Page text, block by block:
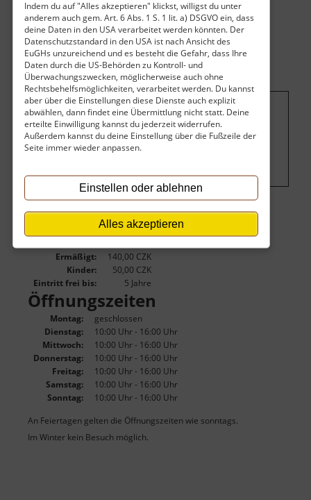
Indem du auf "Alles akzeptieren" klickst, willigst du unter
anderem auch gem. Art. 6 Abs. 1 S. 1 lit. a) DSGVO ein, dass
deine Daten in den USA verarbeitet werden könnten. Der
Datenschutzstandard in den USA ist nach Ansicht des
EuGHs unzureichend und es besteht die Gefahr, dass Ihre
Daten durch die US-Behörden zu Kontroll- und
Überwachungszwecken, möglicherweise auch ohne
Rechtsbehelfsmöglichkeiten, verarbeitet werden. Du kannst
aber über die Einstellungen diese Dienste auch explizit
abwählen, dann findet eine Übermittlung nicht statt. Deine
erteilte Einwilligung kannst du jederzeit widerrufen.
Außerdem kannst du deine Einstellung über die Fußzeile der
Seite immer wieder anpassen.
Einstellen oder ablehnen
Alles akzeptieren
Um dieses Projekt zu finanzieren, wird
hier Werbung eingeblendet.Cookie-
Einstellungen ändern
Ermäßigt:
140,00 CZK
Kinder:
50,00 CZK
Eintritt frei bis:
5 Jahre
Öffnungszeiten
Montag:
geschlossen
Dienstag:
10:00 Uhr - 16:00 Uhr
Mittwoch:
10:00 Uhr - 16:00 Uhr
Donnerstag:
10:00 Uhr - 16:00 Uhr
Freitag:
10:00 Uhr - 16:00 Uhr
Samstag:
10:00 Uhr - 16:00 Uhr
Sonntag:
10:00 Uhr - 16:00 Uhr
An Feiertagen gelten die Öffnungszeiten wie sonntags.
Im Winter kein Besuch möglich.